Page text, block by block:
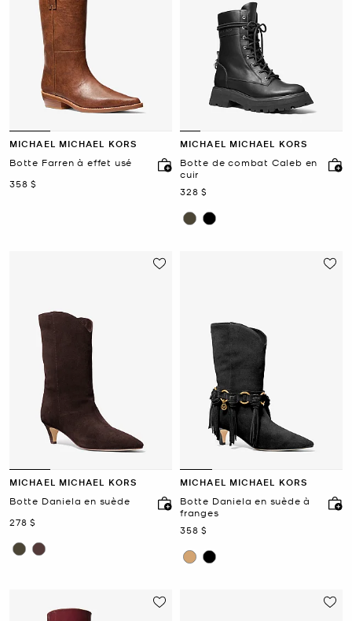
MICHAEL MICHAEL KORS
Botte Farren à effet usé
maintenant
358 $
MICHAEL MICHAEL KORS
Botte de combat Caleb en
cuir
maintenant
328 $
MICHAEL MICHAEL KORS
Botte Daniela en suède
maintenant
278 $
MICHAEL MICHAEL KORS
Botte Daniela en suède à
franges
maintenant
358 $